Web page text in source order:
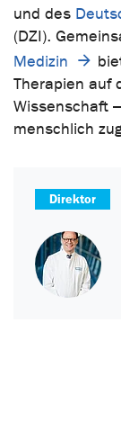
und des
(DZI).
Medizin
Therapien auf
Wissenschaft
menschlich
Direktor